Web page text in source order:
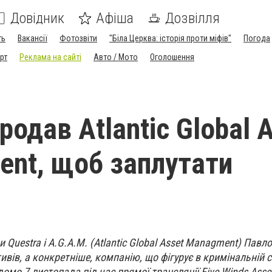
Довідник Афіша Дозвілля
Вакансії Фотозвіти "Біла Церква: історія проти міфів"
Погода
Реклама на сайті Авто / Мото Оголошення
Atlantic Global
щоб заплутати
Questra і A.G.A.M. (Atlantic Global Asset Managment)
а конкретніше, компанію, що фігурує в кримінальній